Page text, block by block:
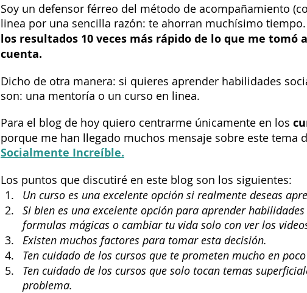
Soy un defensor férreo del método de acompañamiento
linea por una sencilla razón: te ahorran muchísimo tiempo.
los resultados 10 veces más rápido de lo que me tomó
cuenta.
Dicho de otra manera: si quieres aprender habilidades
son: una mentoría o un curso en linea.
Para el blog de hoy quiero centrarme únicamente en los
porque me han llegado muchos mensaje sobre este tema
Socialmente Increíble.
Los puntos que discutiré en este blog son los siguientes:
Un curso es una excelente opción si realmente deseas
Si bien es una excelente opción para aprender
formulas mágicas o cambiar tu vida solo con ver los
Existen muchos factores para tomar esta decisión.
Ten cuidado de los cursos que te prometen mucho en
Ten cuidado de los cursos que solo tocan temas
problema.